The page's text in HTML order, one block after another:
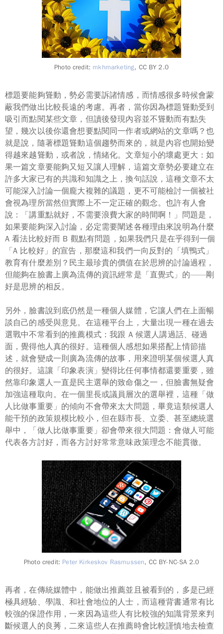
Photo credit: mkhmarketing, CC BY 2.0
標題要能夠聳動，勢必需要訴諸情感 ，而情感很多時候會蒙
蔽我們做出比較長遠的考慮。再者，當你因為標題聳動受到
吸引而點閱某些文章，但讀後發現內容並不聳動而有點失
望，幾次以後你還會想要點閱同一作者或網站的文章嗎？也
就是說，隨著標題聳動這個趨勢而來的，就是內容也開始變
得越來越聳動，或者說，情緒化。文章短小的壞處更大：如
果一篇文章要能夠又短又讓人理解，這篇文章勢必要建立在
許多大家已有的共識和知識之上，換句話說，這種文章不太
可能深入討論一個龐大複雜的議題，更不可能檢討一個被社
會視為理所當然但實際上不一定正確的觀念。也許有人會
說：「講重點就好，不需要浪費大家的時間啊！」問題是，
如果要能夠深入討論，必定需要闡述各種理由來說明為什麼
A 看法比較好而 B 觀點有問題，如果我們只是在乎得到一個
「A 比較好」的宣告，那麼這和我們一向反對的「填鴨式」
教育有什麼差別？民主最珍貴的價值在於思辨的討論過程 ，
但能夠在臉書上廣為流傳的資訊經常是「直覺式」的——剛
好是思辨的相反。
另外，臉書說到底仍然是一種個人媒體 ，它讓人們在上面暢
談自己的感受與意見。在這種平台上，大量出現一種在過去
選戰中不常看到的推薦模式：我跟 A 候選人講過話、碰過
面，覺得他人真的很好。這種個人感想如果搭配上情節描
述，就會變成一則廣為流傳的故事 ，用來證明某個候選人真
的很好。這讓「印象表演」變得比任何事情都還要重要，雖
然靠印象選人一直是民主選舉的致命傷之一，但臉書無疑會
加強這種取向。在一個里長或議員層次的選舉裡，這種「做
人比做事重要」 的傾向不會帶來太大問題，畢竟這類候選人
能干預的政策規模比較小，但在縣市長、立委、甚至總統選
舉中，「做人比做事重要」卻會帶來很大問題：會做人可能
代表各方討好，而各方討好常常意味政策理念不能貫徹。
Photo credit: Peter Kirkeskov Rasmussen, CC BY-NC-SA 2.0
再者，在傳統媒體中，能做出推薦並且被看到的，多是已經
極具經驗、學識、和社會地位的人士，而這種背書通常有比
較強的保證作用，一來因為這些人有比較強的知識背景來判
斷候選人的良莠，二來這些人在推薦時會比較謹慎地去檢查